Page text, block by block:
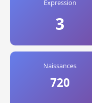
Expression
3
Naissances
720